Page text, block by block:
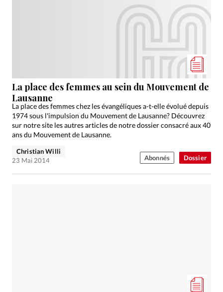
Dossier
La place des femmes au sein du Mouvement de
Lausanne
La place des femmes chez les évangéliques a-t-elle évolué depuis
1974 sous l'impulsion du Mouvement de Lausanne? Découvrez
sur notre site les autres articles de notre dossier consacré aux 40
ans du Mouvement de Lausanne.
Christian Willi
23 Mai 2014
Abonnés